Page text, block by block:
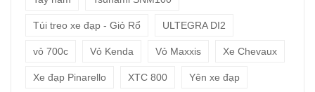
Túi treo xe đạp - Giỏ Rổ ULTEGRA DI2
vỏ 700c Vỏ Kenda Vỏ Maxxis Xe Chevaux
Xe đạp Pinarello XTC 800 Yên xe đạp